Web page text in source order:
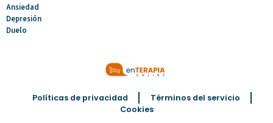
Ansiedad
Depresión
Duelo
Políticas de privacidad
Términos del servicio
Cookies